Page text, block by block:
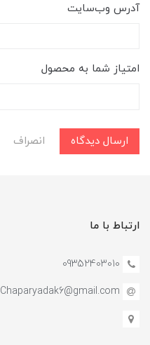
آدرس وب‌سایت
امتیاز شما به محصول
ارسال دیدگاه انصراف
ارتباط با ما
09352403010
Chaparyadak6@gmail.com